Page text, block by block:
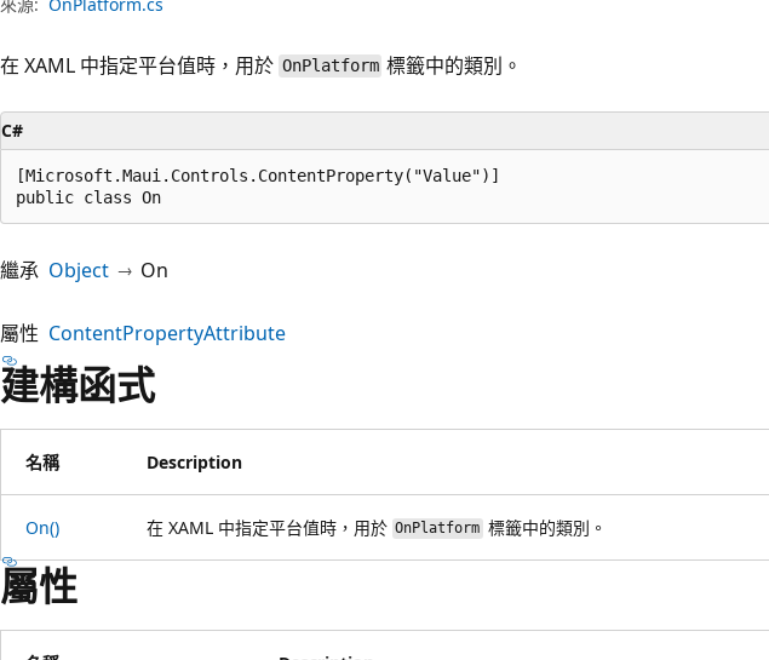
在 XAML 中指定平台值時，用於 OnPlatform 標籤中的類別。
C#
[Microsoft.Maui.Controls.ContentProperty("Value")]
public class On
繼承 Object On
屬性 ContentPropertyAttribute
建構函式
名稱 Description
On() 在 XAML 中指定平台值時，用於 OnPlatform 標籤中的類別。
屬性